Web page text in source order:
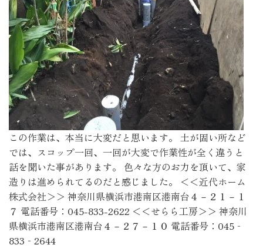
この作業は、本当に大変だと思います。 土が固い所など
では、スコップ一回、一回が大変で作業性が全く違うと
話を聞いた事があります。 色々な方のお力を頂いて、家
造りは進められてるのだと感じました。 ＜＜近代ホーム
株式会社＞＞ 神奈川県横浜市港南区港南台４－２１－１
７ 電話番号：045-833-2622 ＜＜せらら工房＞＞ 神奈川
県横浜市港南区港南台４－２７－１０ 電話番号：045‐
833‐2644